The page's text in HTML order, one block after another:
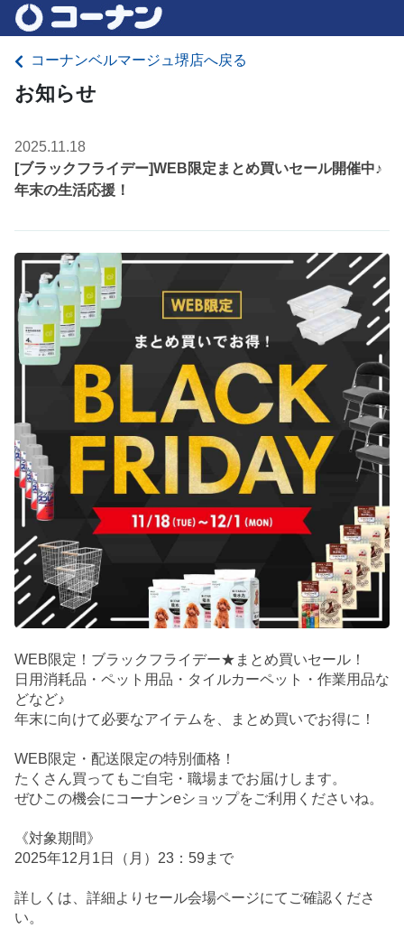
コーナンベルマージュ堺店へ戻る
お知らせ
2025.11.18
[ブラックフライデー]WEB限定まとめ買いセール開催中♪
年末の生活応援！
WEB限定！ブラックフライデー★まとめ買いセール！
日用消耗品・ペット用品・タイルカーペット・作業用品な
どなど♪
年末に向けて必要なアイテムを、まとめ買いでお得に！
WEB限定・配送限定の特別価格！
たくさん買ってもご自宅・職場までお届けします。
ぜひこの機会にコーナンeショップをご利用くださいね。
《対象期間》
2025年12月1日（月）23：59まで
詳しくは、詳細よりセール会場ページにてご確認くださ
い。